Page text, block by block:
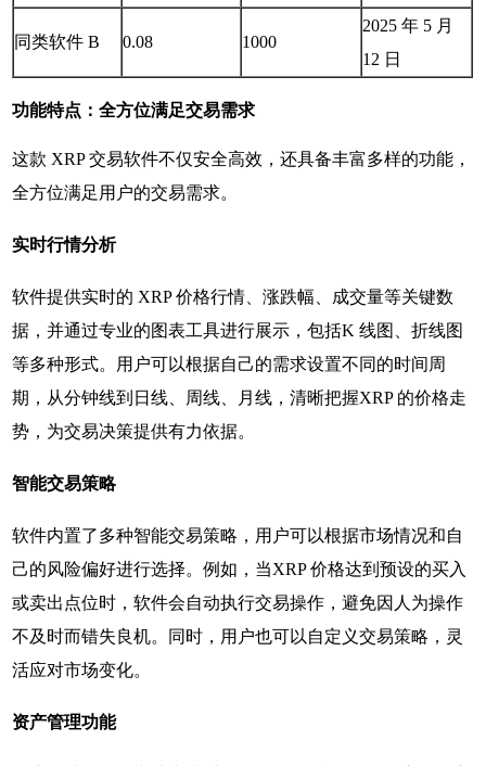
同类软件 B 0.08 1000
2025 年 5 月
12 日
功能特点：全方位满足交易需求
这款 XRP 交易软件不仅安全高效，还具备丰富多样的功能，
全方位满足用户的交易需求。
实时行情分析
软件提供实时的 XRP 价格行情、涨跌幅、成交量等关键数
据，并通过专业的图表工具进行展示，包括K 线图、折线图
等多种形式。用户可以根据自己的需求设置不同的时间周
期，从分钟线到日线、周线、月线，清晰把握XRP 的价格走
势，为交易决策提供有力依据。
智能交易策略
软件内置了多种智能交易策略，用户可以根据市场情况和自
己的风险偏好进行选择。例如，当XRP 价格达到预设的买入
或卖出点位时，软件会自动执行交易操作，避免因人为操作
不及时而错失良机。同时，用户也可以自定义交易策略，灵
活应对市场变化。
资产管理功能